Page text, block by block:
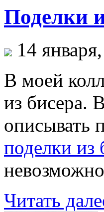
Поделки
14
В моей
из бисера.
описывать
поделки из
Читать